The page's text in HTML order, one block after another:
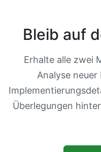
Bleib auf
Erhalte alle zwei
Analyse
Überlegungen